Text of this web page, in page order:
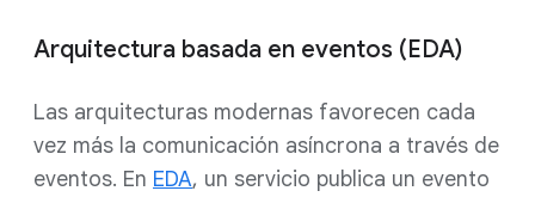
Arquitectura basada en eventos (EDA)
Las arquitecturas modernas favorecen cada
vez más la comunicación asíncrona a través de
eventos. En EDA, un servicio publica un evento